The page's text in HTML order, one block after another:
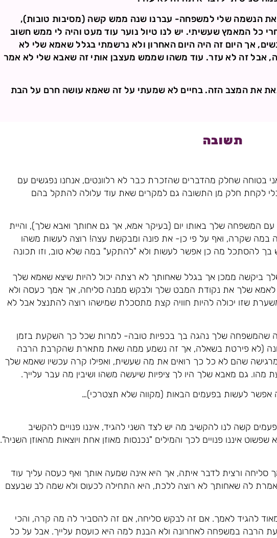
את הנשמה שלי למשפחה- עברנו שנה ממש קשה (מסיבות טובות),
כל המאמץ שעשיתי. יש לנו טיול נוער עוד מעט והיה לי ממש חשוב
אך היום זה היה היום האחרון ולא נרשמתי בגלל שאמא שלי לא
אבל זה לא עזר. עוד משהו שממש מעצבן אותי זה שאבא שלי לא אמר
את המצב הזה. בחיים לא שמעתי על זה שאמא עושה חרם על הבת
תשובה
בטוחה שחלק מהדברים שהזכרת כבר לא רלוונטים, אנחנו נפגשים עם
לקחת חלק מן התשובה גם למקרים שאת עוד עלולה להתקל בהם
המשפחה שלך באותו יום (בעיקר אמא, אך גם אחותך ואבא שלך), והיית
שקרה, ואף על פי כן- את פונה ומבקשת עצה! רוצה לעשות משהו
להסתכל מה כן אפשר לעשות ולא "להתקע" במה שלא טוב, וזו תכונה
ביקשה ממכן אך בגלל שאחותך לא רצתה יכול להיות שיצא שאמא שלך
לאמא שלך את נקודת המבט שלך ולבקש ממנה סליחה, אך אמך כעסה ולא
שזו יכולה להיות חוויה קצת מתסכלת שמישהו רוצה להתנצל אבל לא
שהמשפחה שלך נהגה בך בכפיות טובה- למרות שכל כך השקעת בזמן
(לא פירטת בשאלה, אך זה נשמע ממה שאת מתארת שהקרבת הרבה
שהם לא כל כך רואים את מה שעשית, ואפילו קרה עכשיו שאמא שלך
גם מאבא שלך היו לך ציפיות שיעשה משהו ושיבין מה עבר עלייך.
אפשר לעשות בפעמים הבאות (מקווה שלא תצטרכי)…
קשה לנו להקשיב מה יש לצד השני להגיד, איננו פנויים להקשיב
איננו פנויים לכך והמילים "נכנסות מאוזן אחת ויוצאות מהאוזן השניה".
ורצית לדבר איתה, אך היא אינה שמעה אותך ואף כעסה עליך עוד
לה שאחותך לא רוצה ללכת, היא התחילה לכעוס ולא שמה לב שבעצם
להגיד לאמך. אם זה לבקש סליחה, אם זה להסביר לה מה קרה, והכי
הרבה במשפחה לאחרונה ולא הבנת למה היא כועסת עלייך. אבל על כל